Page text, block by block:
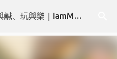
要內容 芥末黃芥末│台南的甜與鹹、玩與樂｜IamMMMustard.com